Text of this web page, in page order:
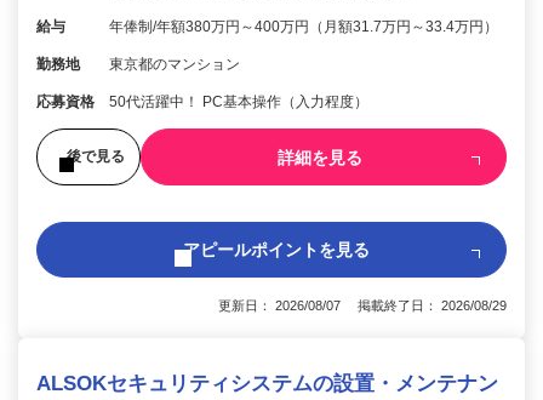
給与 年俸制/年額380万円～400万円（月額31.7万円～33.4万円）
勤務地 東京都のマンション
応募資格 50代活躍中！ PC基本操作（入力程度）
後で見る 詳細を見る
アピールポイントを見る
更新日： 2026/08/07 掲載終了日： 2026/08/29
ALSOKセキュリティシステムの設置・メンテナン